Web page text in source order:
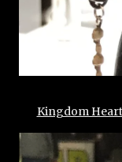
Kingdom